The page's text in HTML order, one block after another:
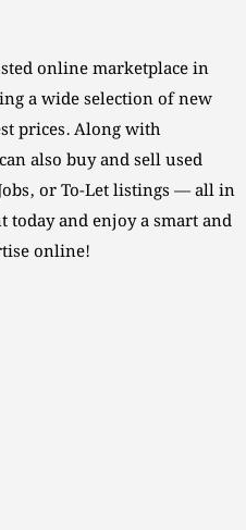
online marketplace in
a wide selection of new
prices. Along with
also buy and sell used
or To-Let listings — all in
today and enjoy a smart and
online!